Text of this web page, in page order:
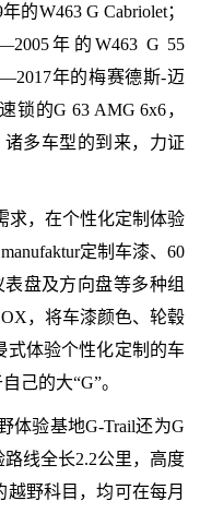
W463 G Cabriolet；
年的W463 G 55
年的梅赛德斯-迈
锁的G 63 AMG 6x6，
诸多车型的到来，力证
求，在个性化定制体验
定制车漆、60
盘及方向盘等多种组
，将车漆颜色、轮毂
式体验个性化定制的车
己的大“G”。
体验基地G-Trail还为G
线全长2.2公里，高度
野科目，均可在每月